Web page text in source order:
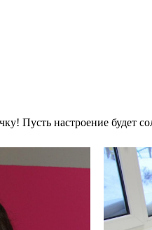
Пусть настроение будет